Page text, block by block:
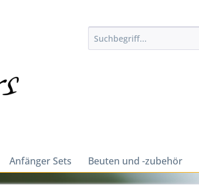
Anfänger Sets Beuten und -zubehör